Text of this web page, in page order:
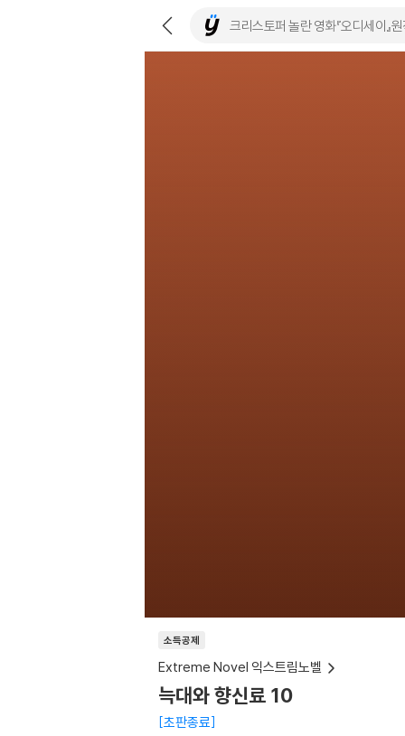
소득공제
Extreme Novel 익스트림노벨
늑대와 향신료 10
초판종료